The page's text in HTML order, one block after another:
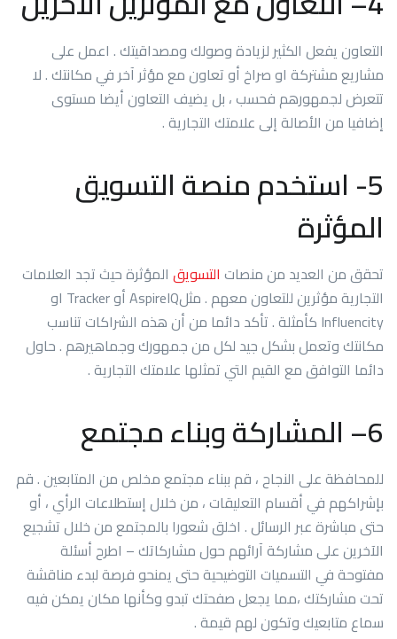
التعاون يفعل الكثير لزيادة وصولك ومصداقيتك . اعمل على
مشاريع مشتركة او صراخ أو تعاون مع مؤثر آخر في مكانتك . لا
تتعرض لجمهورهم فحسب ، بل يضيف التعاون أيضا مستوى
إضافيا من الأصالة إلى علامتك التجارية .
5- استخدم منصة التسويق
المؤثرة
تحقق من العديد من منصات التسويق المؤثرة حيث تجد العلامات
التجارية مؤثرين للتعاون معهم . مثلAspireIQ أو Tracker او
Influencity كأمثلة . تأكد دائما من أن هذه الشراكات تناسب
مكانتك وتعمل بشكل جيد لكل من جمهورك وجماهيرهم . حاول
دائما التوافق مع القيم التي تمثلها علامتك التجارية .
6– المشاركة وبناء مجتمع
للمحافظة على النجاح ، قم ببناء مجتمع مخلص من المتابعين . قم
بإشراكهم في أقسام التعليقات ، من خلال إستطلاعات الرأي ، أو
حتى مباشرة عبر الرسائل . اخلق شعورا بالمجتمع من خلال تشجيع
الآخرين على مشاركة آرائهم حول مشاركاتك – اطرح أسئلة
مفتوحة في التسميات التوضيحية حتى يمنحو فرصة لبدء مناقشة
تحت مشاركتك ،مما يجعل صفحتك تبدو وكأنها مكان يمكن فيه
سماع متابعيك وتكون لهم قيمة .